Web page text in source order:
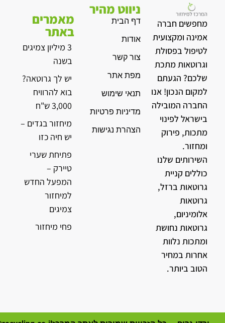
מחפשים חברה
אמינה ומקצועית
לטיפול בפסולת
וגרוטאות מתכת
שלכם? הגעתם
למקום הנכון! אנו
החברה המובילה
בישראל לפינוי
מתכות, פירוק
ומחזור.
השירותים שלנו
כוללים קניית
גרוטאות ברזל,
גרוטאות
אלומיניום,
גרוטאות נחושת
ומתכות נלוות
אחרות במחיר
הטוב ביותר.
ניווט מהיר
דף הבית
אודות
צור קשר
מפת אתר
תנאי שימוש
מדיניות פרטיות
הצהרת נגישות
מאמרים
באתר
3 מיליון צמיגים
בשנה
יש לך גרוטאה?
בוא להרוויח
3,000 ש"ח
מיחזור בגדים –
יש חיה כזו
פתיחת שערי
טיירק –
המפעל החדש
למיחזור
צמיגים
פחי מיחזור